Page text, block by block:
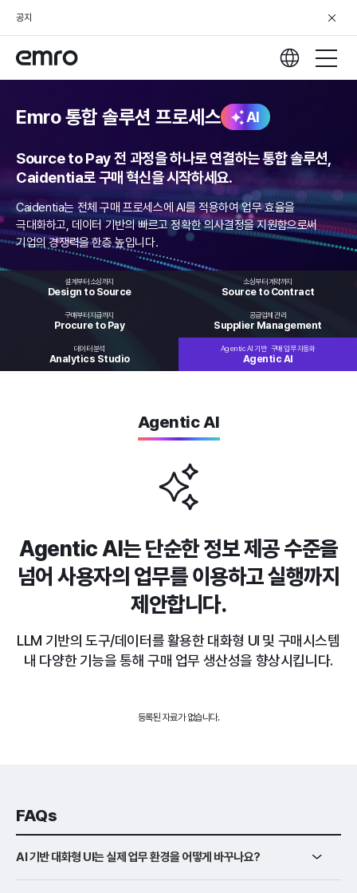
공지
Emro 통합 솔루션 프로세스 AI
Source to Pay 전 과정을 하나로 연결하는 통합 솔루션,
Caidentia로 구매 혁신을 시작하세요.
Caidentia는 전체 구매 프로세스에 AI를 적용하여 업무 효율을
극대화하고, 데이터 기반의 빠르고 정확한 의사결정을 지원함으로써
기업의 경쟁력을 한층 높입니다.
설계부터 소싱까지
Design to Source
소싱부터 계약까지
Source to Contract
구매부터 지급까지
Procure to Pay
공급업체 관리
Supplier Management
데이터 분석
Analytics Studio
Agentic AI 기반 구매 업무 자동화
Agentic AI
Agentic AI
Agentic AI는 단순한 정보 제공 수준을
넘어사용자의 업무를 이용하고 실행까지
제안합니다.
LLM 기반의 도구/데이터를 활용한 대화형 UI 및 구매시스템
내 다양한 기능을 통해 구매 업무 생산성을 향상시킵니다.
등록된 자료가 없습니다.
FAQs
AI 기반 대화형 UI는 실제 업무 환경을 어떻게 바꾸나요?